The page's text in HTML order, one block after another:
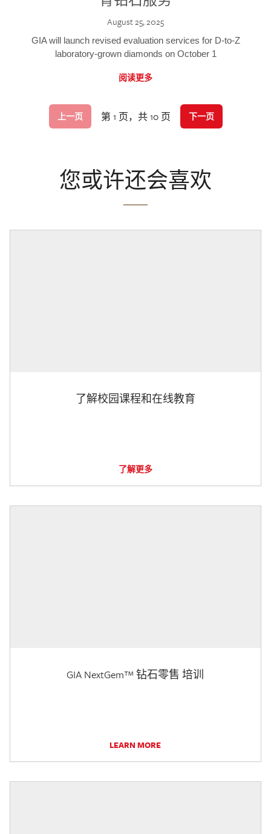
August 25, 2025
GIA will launch revised evaluation services for D-to-Z
laboratory-grown diamonds on October 1
阅读更多
上一页 第 1 页，共 10 页 下一页
您或许还会喜欢
了解校园课程和在线教育
了解更多
GIA NextGem™ 钻石零售 培训
LEARN MORE